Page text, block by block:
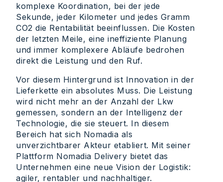
komplexe Koordination, bei der jede
Sekunde, jeder Kilometer und jedes Gramm
CO2 die Rentabilität beeinflussen. Die Kosten
der letzten Meile, eine ineffiziente Planung
und immer komplexere Abläufe bedrohen
direkt die Leistung und den Ruf.
Vor diesem Hintergrund ist Innovation in der
Lieferkette ein absolutes Muss. Die Leistung
wird nicht mehr an der Anzahl der Lkw
gemessen, sondern an der Intelligenz der
Technologie, die sie steuert. In diesem
Bereich hat sich Nomadia als
unverzichtbarer Akteur etabliert. Mit seiner
Plattform Nomadia Delivery bietet das
Unternehmen eine neue Vision der Logistik:
agiler, rentabler und nachhaltiger.